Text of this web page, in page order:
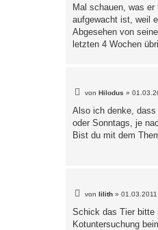
Mal schauen, was
aufgewacht ist, weil
Abgesehen von
letzten 4 Wochen
B
t
r
a
g
vonHilodus »
Also ich denke, dass
oder Sonntags, je
Bist du mit dem
B
t
r
vonlilith »
Schick das Tier bitte
Kotuntersuchung